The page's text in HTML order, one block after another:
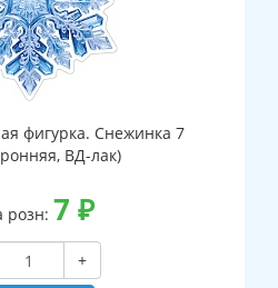
фигурка. Снежинка 7
ВД-лак)
розн: 7 ₽
+